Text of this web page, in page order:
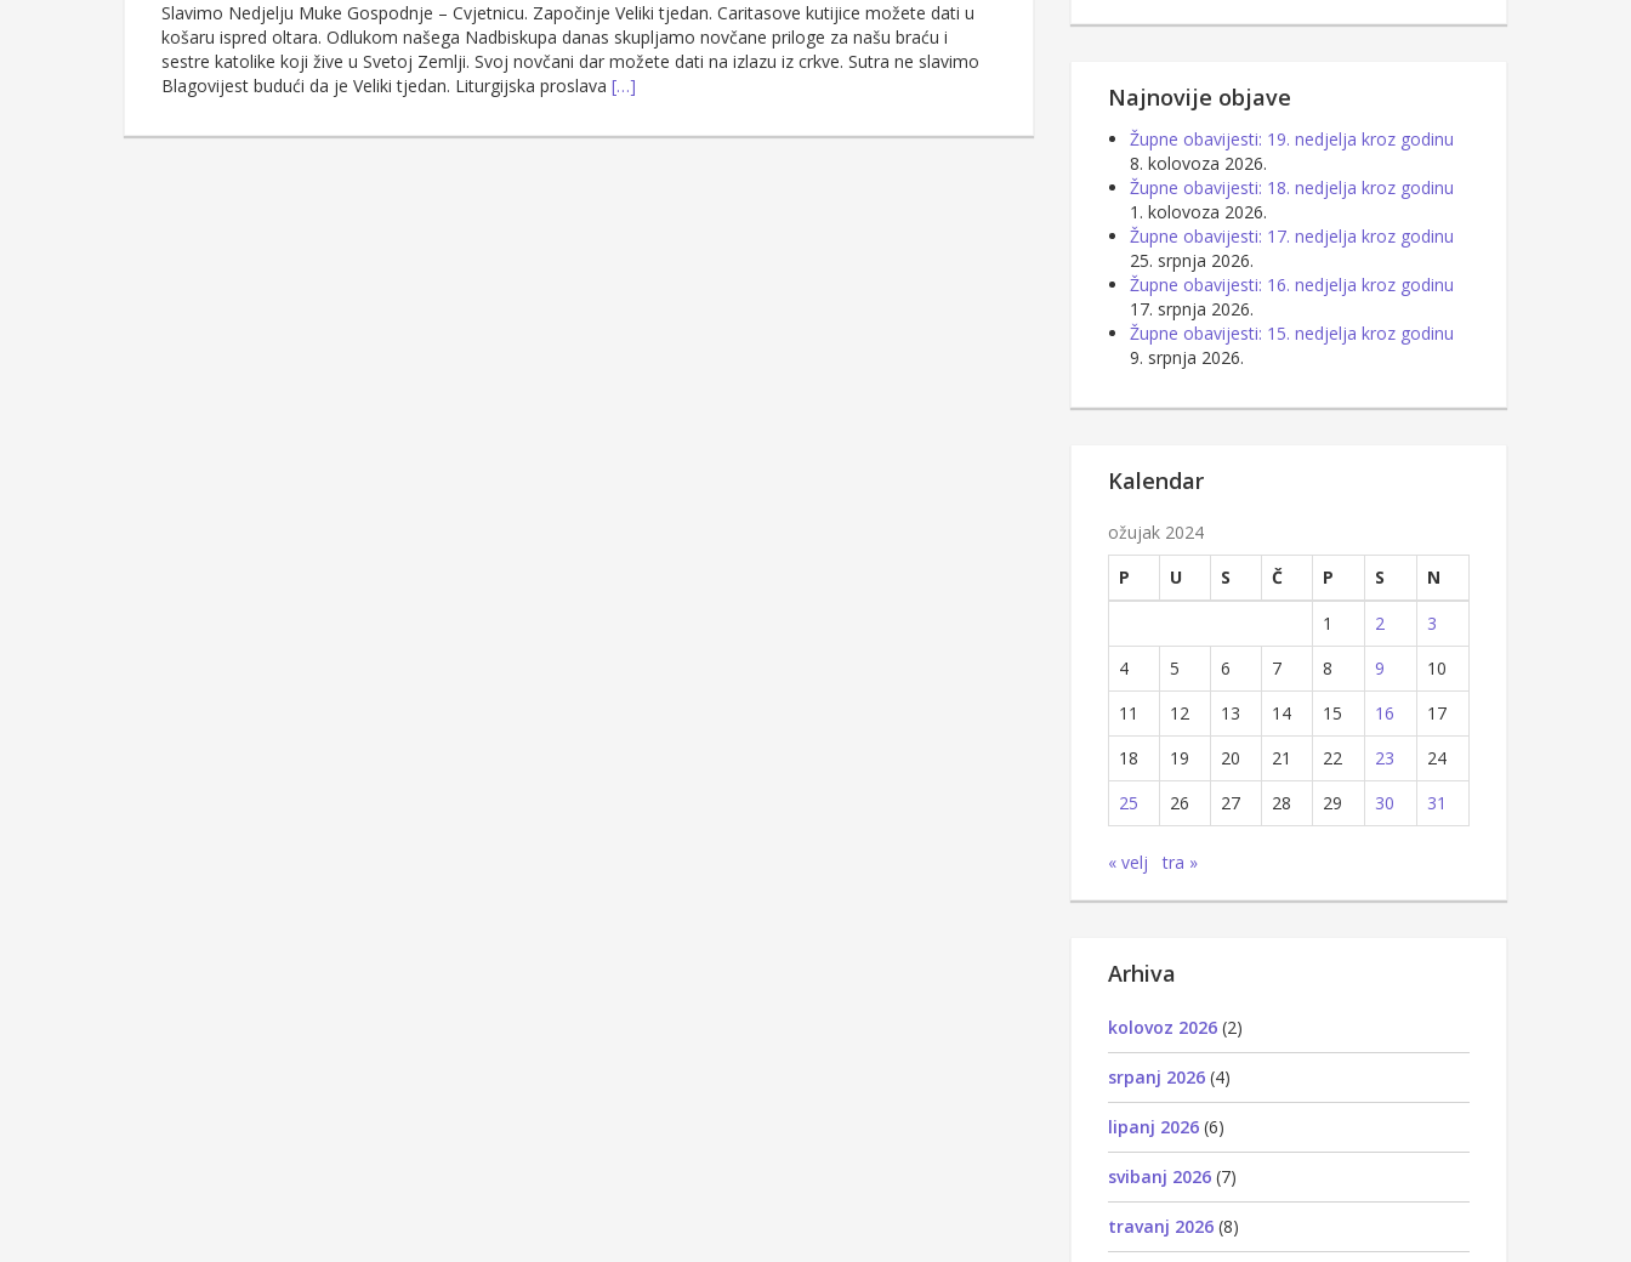
Slavimo Nedjelju Muke Gospodnje – Cvjetnicu. Započinje Veliki tjedan. Caritasove kutijice možete dati u
košaru ispred oltara. Odlukom našega Nadbiskupa danas skupljamo novčane priloge za našu braću i
sestre katolike koji žive u Svetoj Zemlji. Svoj novčani dar možete dati na izlazu iz crkve. Sutra ne slavimo
Blagovijest budući da je Veliki tjedan. Liturgijska proslava […] Najnovije objave
Župne obavijesti: 19. nedjelja kroz godinu
8. kolovoza 2026.
Župne obavijesti: 18. nedjelja kroz godinu
1. kolovoza 2026.
Župne obavijesti: 17. nedjelja kroz godinu
25. srpnja 2026.
Župne obavijesti: 16. nedjelja kroz godinu
17. srpnja 2026.
Župne obavijesti: 15. nedjelja kroz godinu
9. srpnja 2026.
Kalendar
ožujak 2024
P
U S Č P S
N
1
2
3
4
5 6 7 8 9
10
11
12 13 14 15 16
17
18
19 20 21 22 23
24
25
26 27 28 29 30 31
« velj tra »
Arhiva
kolovoz 2026 (2)
srpanj 2026 (4)
lipanj 2026 (6)
svibanj 2026 (7)
travanj 2026 (8)